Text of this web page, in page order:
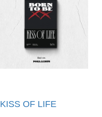
KISS OF LIFE